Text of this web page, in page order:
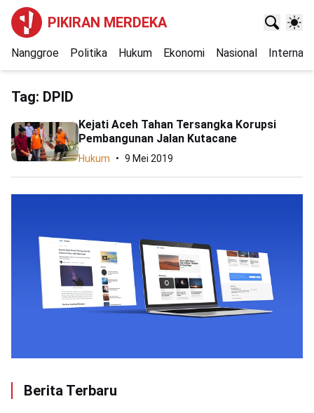
PIKIRAN MERDEKA
Nanggroe Politika Hukum Ekonomi Nasional
Tag: DPID
Kejati Aceh Tahan Tersangka Korupsi
Pembangunan Jalan Kutacane
Hukum 9 Mei 2019
Berita Terbaru